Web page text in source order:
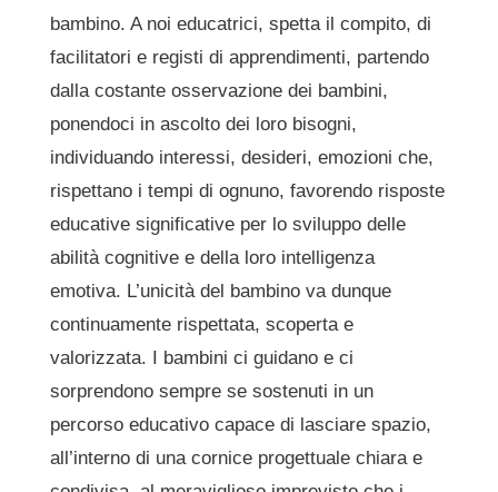
bambino. A noi educatrici, spetta il compito, di
facilitatori e registi di apprendimenti, partendo
dalla costante osservazione dei bambini,
ponendoci in ascolto dei loro bisogni,
individuando interessi, desideri, emozioni che,
rispettano i tempi di ognuno, favorendo risposte
educative significative per lo sviluppo delle
abilità cognitive e della loro intelligenza
emotiva. L’unicità del bambino va dunque
continuamente rispettata, scoperta e
valorizzata. I bambini ci guidano e ci
sorprendono sempre se sostenuti in un
percorso educativo capace di lasciare spazio,
all’interno di una cornice progettuale chiara e